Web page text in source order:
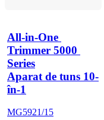
All-in-One
Trimmer 5000
Series
Aparat de tuns 10-
în-1
MG5921/15